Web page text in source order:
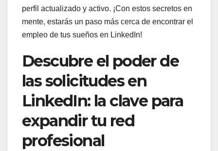
perfil actualizado y activo. ¡Con estos secretos en
mente, estarás un paso más cerca de encontrar el
empleo de tus sueños en LinkedIn!
Descubre el poder de
las solicitudes en
LinkedIn: la clave para
expandir tu red
profesional